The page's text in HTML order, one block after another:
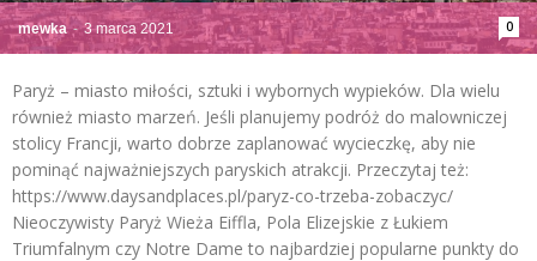
mewka - 3 marca 2021 0
Paryż – miasto miłości, sztuki i wybornych wypieków. Dla wielu
również miasto marzeń. Jeśli planujemy podróż do malowniczej
stolicy Francji, warto dobrze zaplanować wycieczkę, aby nie
pominąć najważniejszych paryskich atrakcji. Przeczytaj też:
https://www.daysandplaces.pl/paryz-co-trzeba-zobaczyc/
Nieoczywisty Paryż Wieża Eiffla, Pola Elizejskie z Łukiem
Triumfalnym czy Notre Dame to najbardziej popularne punkty do